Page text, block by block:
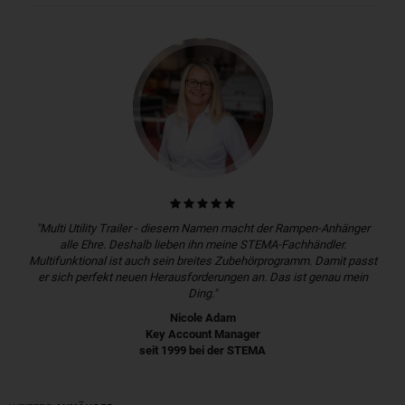
"Multi Utility Trailer - diesem Namen macht der Rampen-Anhänger
alle Ehre. Deshalb lieben ihn meine STEMA-Fachhändler.
Multifunktional ist auch sein breites Zubehörprogramm. Damit passt
er sich perfekt neuen Herausforderungen an. Das ist genau mein
Ding."
Nicole Adam
Key Account Manager
seit 1999 bei der STEMA